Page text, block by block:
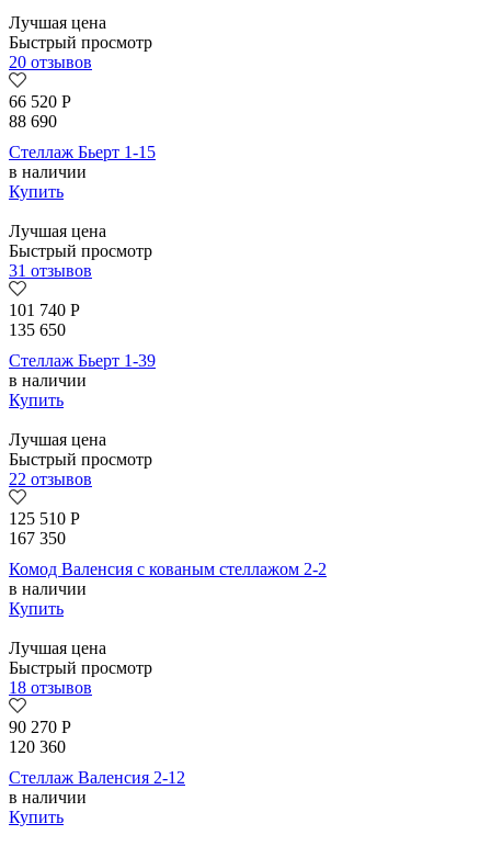
Лучшая цена
Быстрый просмотр
20 отзывов
66 520 Р
88 690
Стеллаж Бьерт 1-15
в наличии
Купить
Лучшая цена
Быстрый просмотр
31 отзывов
101 740 Р
135 650
Стеллаж Бьерт 1-39
в наличии
Купить
Лучшая цена
Быстрый просмотр
22 отзывов
125 510 Р
167 350
Комод Валенсия с кованым стеллажом 2-2
в наличии
Купить
Лучшая цена
Быстрый просмотр
18 отзывов
90 270 Р
120 360
Стеллаж Валенсия 2-12
в наличии
Купить